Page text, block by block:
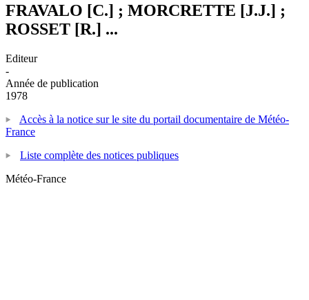
FRAVALO [C.] ; MORCRETTE [J.J.] ;
ROSSET [R.] ...
Editeur
-
Année de publication
1978
Accès à la notice sur le site du portail documentaire de Météo-
France
Liste complète des notices publiques
Météo-France